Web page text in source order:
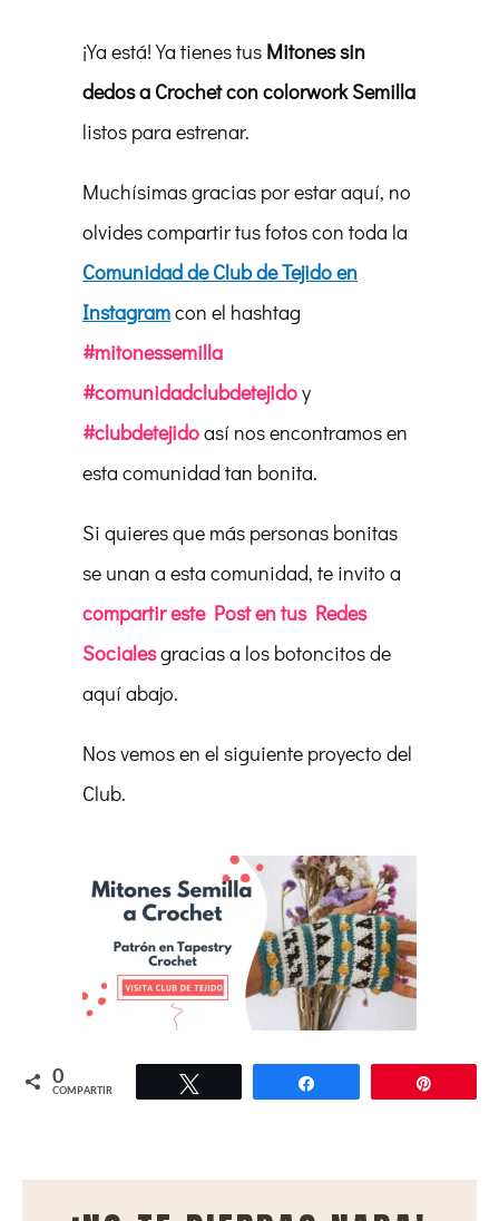
¡Ya está! Ya tienes tus Mitones sin
dedos a Crochet con colorwork Semilla
listos para estrenar.
Muchísimas gracias por estar aquí, no
olvides compartir tus fotos con toda la
Comunidad de Club de Tejido en
Instagramcon el hashtag
#mitonessemilla
#comunidadclubdetejidoy
#clubdetejidoasí nos encontramos en
esta comunidad tan bonita.
Si quieres que más personas bonitas
se unan a esta comunidad, te invito a
compartir este Post en tus Redes
Socialesgracias a los botoncitos de
aquí abajo.
Nos vemos en el siguiente proyecto del
Club.
0
COMPARTIR